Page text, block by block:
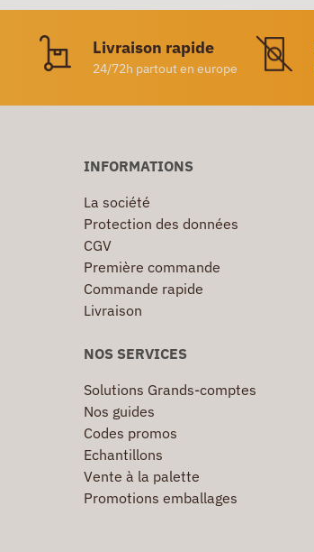
Livraison rapide
24/72h partout en europe
INFORMATIONS
La société
Protection des données
CGV
Première commande
Commande rapide
Livraison
NOS SERVICES
Solutions Grands-comptes
Nos guides
Codes promos
Echantillons
Vente à la palette
Promotions emballages